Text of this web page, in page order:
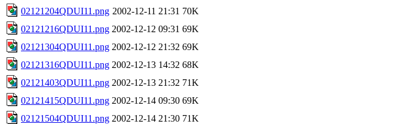
02121204QDUI11.png 2002-12-11 21:31 70K
02121216QDUI11.png 2002-12-12 09:31 69K
02121304QDUI11.png 2002-12-12 21:32 69K
02121316QDUI11.png 2002-12-13 14:32 68K
02121403QDUI11.png 2002-12-13 21:32 71K
02121415QDUI11.png 2002-12-14 09:30 69K
02121504QDUI11.png 2002-12-14 21:30 71K